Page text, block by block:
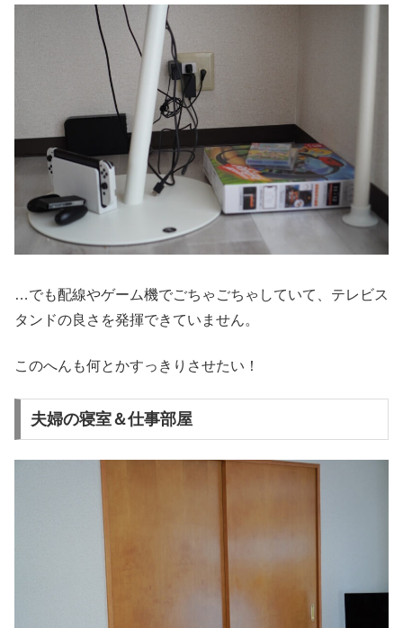
…でも配線やゲーム機でごちゃごちゃしていて、テレビス
タンドの良さを発揮できていません。
このへんも何とかすっきりさせたい！
夫婦の寝室＆仕事部屋